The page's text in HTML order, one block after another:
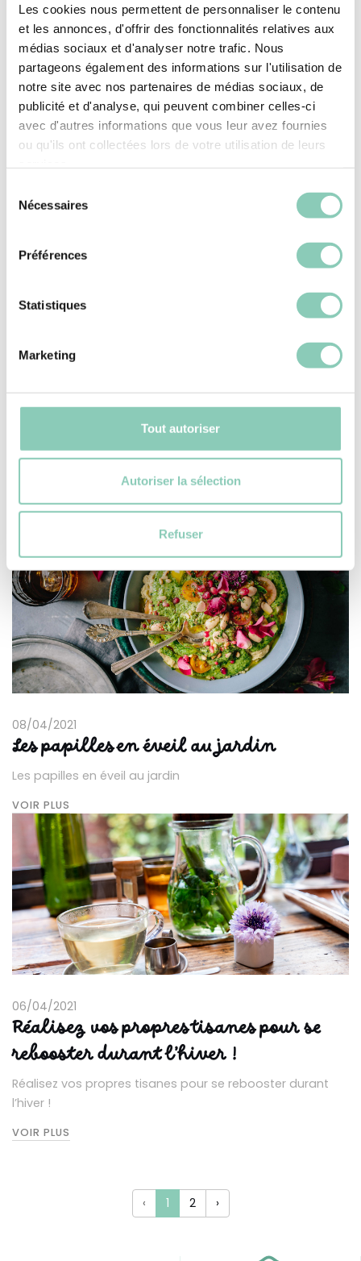
Les cookies nous permettent de personnaliser le contenu
et les annonces, d'offrir des fonctionnalités relatives aux
médias sociaux et d'analyser notre trafic. Nous
partageons également des informations sur l'utilisation de
notre site avec nos partenaires de médias sociaux, de
publicité et d'analyse, qui peuvent combiner celles-ci
avec d'autres informations que vous leur avez fournies
ou qu'ils ont collectées lors de votre utilisation de leurs
Nécessaires
Préférences
Statistiques
Marketing
Tout autoriser
Autoriser la sélection
Refuser
04/05/2021
Une cure de légumes détoxifiante
après les fêtes
Et si on faisait de la confiture de
fleurs ?
08/04/2021
Les papilles en éveil au jardin
Les papilles en éveil au jardin
VOIR PLUS
06/04/2021
Réalisez vos propres tisanes pour se
rebooster durant l’hiver !
Réalisez vos propres tisanes pour se rebooster durant
l’hiver !
VOIR PLUS
‹ 1 2 ›